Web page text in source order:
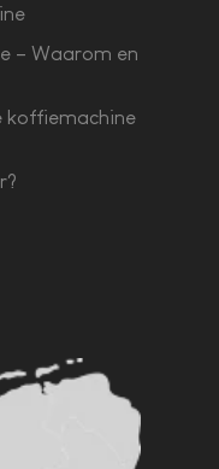
– Waarom en
koffiemachine